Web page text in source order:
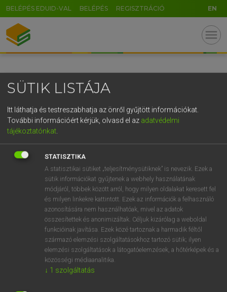
BELÉPÉS EDUID-VAL BELÉPÉS REGISZTRÁCIÓ EN
menu
OOOOPS!
SÜTIK LISTÁJA
Itt láthatja és testreszabhatja az önről gyűjtött információkat.
További információért kérjük, olvasd el az adatvédelmi
tájékoztatónkat
STATISZTIKA
A statisztikai sütiket „teljesítménysütiknek” is nevezik. Ezek a
sütik információkat gyűjtenek a webhely használatának
módjáról, többek között arról, hogy milyen oldalakat keresett fel
és milyen linkekre kattintott. Ezek az információk a felhasználó
azonosítására nem használhatóak, mivel az adatok
összesítettek és anonimizáltak. Céljuk kizárólag a weboldal
funkcióinak javítása. Ezek közé tartoznak a harmadik féltől
származó elemzési szolgáltatásokhoz tartozó sütik; ilyen
elemzési szolgáltatások a látogatóelemzések, a hőtérképek és a
közösségi médiaanalitika.
↓ 1 szolgáltatás
GR
5
g h k l
v b n m , . - AltGr